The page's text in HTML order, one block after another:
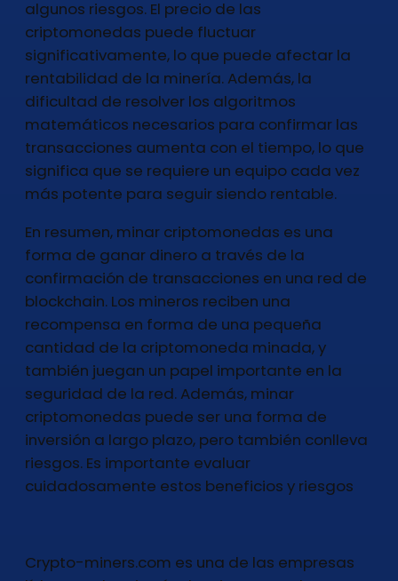
algunos riesgos. El precio de las
criptomonedas puede fluctuar
significativamente, lo que puede afectar la
rentabilidad de la minería. Además, la
dificultad de resolver los algoritmos
matemáticos necesarios para confirmar las
transacciones aumenta con el tiempo, lo que
significa que se requiere un equipo cada vez
más potente para seguir siendo rentable.
En resumen, minar criptomonedas es una
forma de ganar dinero a través de la
confirmación de transacciones en una red de
blockchain. Los mineros reciben una
recompensa en forma de una pequeña
cantidad de la criptomoneda minada, y
también juegan un papel importante en la
seguridad de la red. Además, minar
criptomonedas puede ser una forma de
inversión a largo plazo, pero también conlleva
riesgos. Es importante evaluar
cuidadosamente estos beneficios y riesgos
Crypto-miners.com es una de las empresas